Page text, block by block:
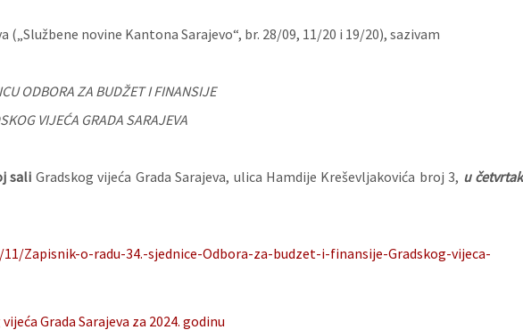
(„Službene novine Kantona Sarajevo“, br. 28/09, 11/20 i 19/20), sazivam
ODBORA ZA BUDŽET I FINANSIJE
VIJEĆA GRADA SARAJEVA
sali Gradskog vijeća Grada Sarajeva, ulica Hamdije Kreševljakovića broj 3, u četvrtak
Zapisnik-o-radu-34.-sjednice-Odbora-za-budzet-i-finansije-Gradskog-vijeca-
Grada Sarajeva za 2024. godinu